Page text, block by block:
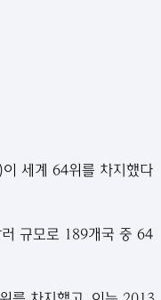
세계 64위를 차지했다
규모로 189개국 중 64